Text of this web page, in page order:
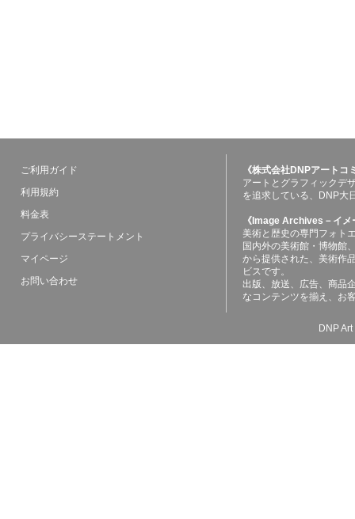
ご利用ガイド
利用規約
料金表
プライバシーステートメント
マイページ
お問い合わせ
《株式会社DNPアート
アートとグラフィックデ
を追求している、DNP大
《Image Archives－イ
美術と歴史の専門フォト
国内外の美術館・博物館
から提供された、美術作
ビスです。
出版、放送、広告、商品
なコンテンツを揃え、お
DNP